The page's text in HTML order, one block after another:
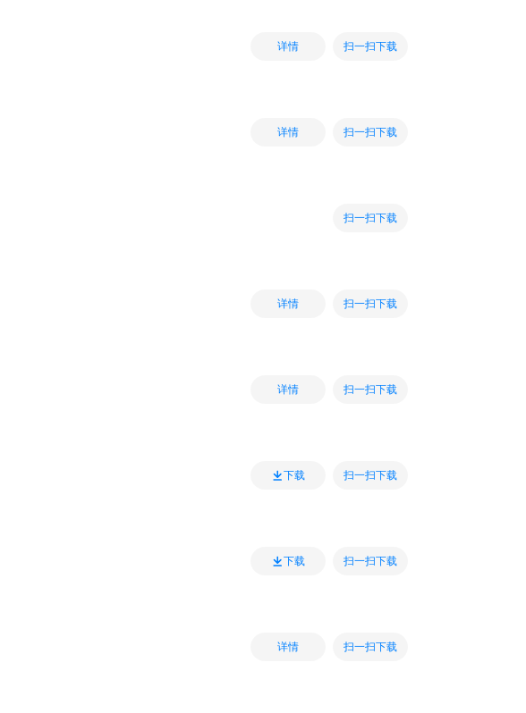
详情 扫一扫下载
详情 扫一扫下载
扫一扫下载
详情 扫一扫下载
详情 扫一扫下载
下载 扫一扫下载
下载 扫一扫下载
详情 扫一扫下载